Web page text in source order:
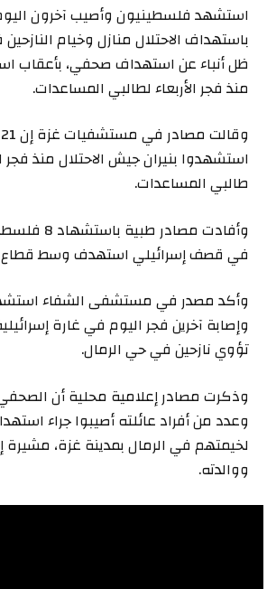
استشهد فلسطينيون وأصيب آخرون
باستهداف الاحتلال منازل وخيام
ظل أنباء عن استهداف صحفي، بأعقاب
منذ فجر الأربعاء لطالبي المساعدات.
طالبي المساعدات.
وأفادت
في قصف إسرائيلي استهدف وسط قطاع
وإصابة آخرين فجر اليوم في غارة
تؤوي نازحين في حي الرمال.
وذكرت مصادر إعلامية محلية أن
وعدد من أفراد عائلته أصيبوا جراء
لخيمتهم في الرمال بمدينة غزة،
ووالدته.